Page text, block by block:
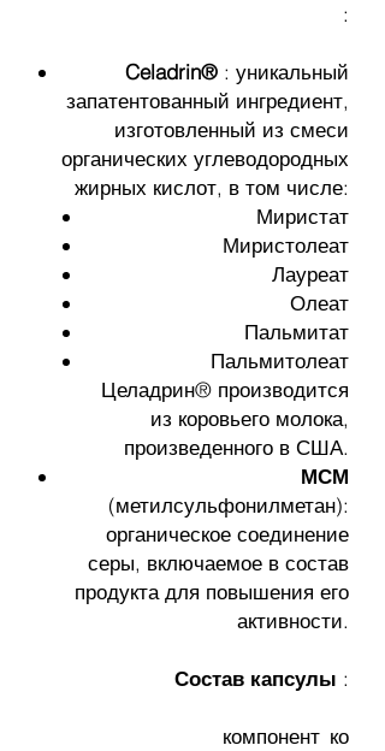
:
Celadrin® : уникальный
запатентованный ингредиент,
изготовленный из смеси
органических углеводородных
жирных кислот, в том числе:
Миристат
Миристолеат
Лауреат
Олеат
Пальмитат
Пальмитолеат
Целадрин® производится
из коровьего молока,
произведенного в США.
МСМ
(метилсульфонилметан):
органическое соединение
серы, включаемое в состав
продукта для повышения его
активности.
Состав капсулы :
компонент ко